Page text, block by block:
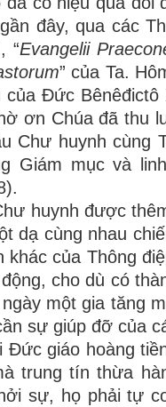
đây, qua các
“Evangelii
” của Ta.
Đức
ơn Chúa đã thu
Chư huynh cùng
Giám mục và
huynh được
dạ cùng nhau
của Thông
cho dù có
một gia tăng
sự giúp đỡ của
giáo hoàng
trung tín thừa
sự, họ phải tự